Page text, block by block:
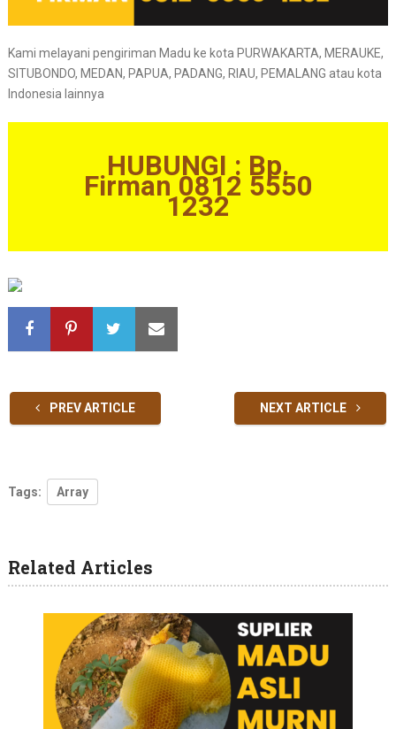
Kami melayani pengiriman Madu ke kota PURWAKARTA, MERAUKE,
SITUBONDO, MEDAN, PAPUA, PADANG, RIAU, PEMALANG atau kota
Indonesia lainnya
HUBUNGI : Bp.
Firman 0812 5550
1232
PREV ARTICLE NEXT ARTICLE
Tags: Array
Related Articles